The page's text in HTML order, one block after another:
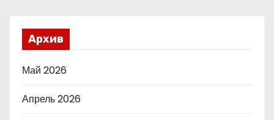
Архив
Май 2026
Апрель 2026